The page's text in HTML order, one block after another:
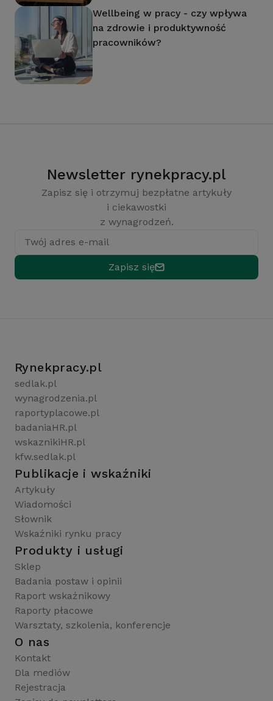
Wellbeing w pracy - czy wpływa
na zdrowie i produktywność
pracowników?
Newsletter rynekpracy.pl
Zapisz się i otrzymuj bezpłatne artykuły
i ciekawostki
z wynagrodzeń.
Twój adres e-mail
Zapisz się
Rynekpracy.pl
sedlak.pl
wynagrodzenia.pl
raportyplacowe.pl
badaniaHR.pl
wskaznikiHR.pl
kfw.sedlak.pl
Publikacje i wskaźniki
Artykuły
Wiadomości
Słownik
Wskaźniki rynku pracy
Produkty i usługi
Sklep
Badania postaw i opinii
Raport wskaźnikowy
Raporty płacowe
Warsztaty, szkolenia, konferencje
O nas
Kontakt
Dla mediów
Rejestracja